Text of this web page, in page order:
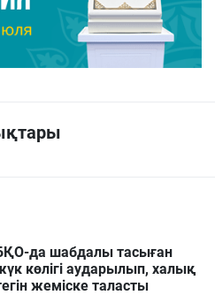
да шабдалы тасыған
көлігі аударылып, халық
жеміске таласты